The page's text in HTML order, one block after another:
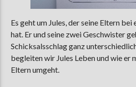
Es geht um Jules, der seine Eltern
hat. Er und seine zwei Geschwister
Schicksalsschlag ganz
begleiten wir Jules Leben und wie er
Eltern umgeht.